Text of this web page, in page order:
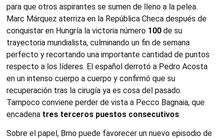
para que otros aspirantes se sumen de lleno a la pelea.
Marc Márquez aterriza en la República Checa después de
conquistar en Hungría la victoria número 100 de su
trayectoria mundialista, culminando un fin de semana
perfecto y recortando una importante cantidad de puntos
respecto a los líderes. El español derrotó a Pedro Acosta
en un intenso cuerpo a cuerpo y confirmó que su
recuperación tras la cirugía ya es cosa del pasado.
Tampoco conviene perder de vista a Pecco Bagnaia, que
encadena tres terceros puestos consecutivos.
Sobre el papel, Brno puede favorecer un nuevo episodio de